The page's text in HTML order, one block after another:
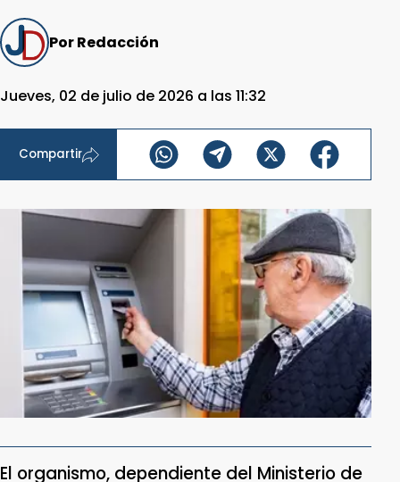
Por Redacción
Jueves, 02 de julio de 2026 a las 11:32
Compartir
El organismo, dependiente del Ministerio de